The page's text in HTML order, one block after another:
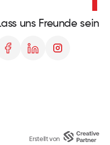
uns Freunde sein
Erstellt von